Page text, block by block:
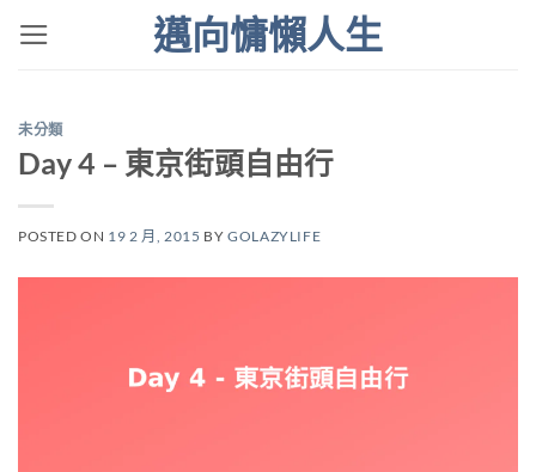
邁向慵懶人生
未分類
Day 4 – 東京街頭自由行
POSTED ON 19 2 月, 2015 BYGOLAZYLIFE